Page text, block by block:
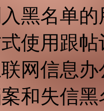
黑名单
使用跟
网信息
和失信